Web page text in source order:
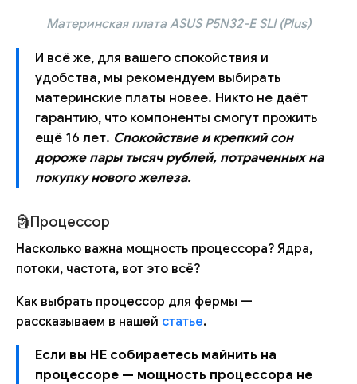
Материнская плата ASUS P5N32-E SLI (Plus)
И всё же, для вашего спокойствия и
удобства, мы рекомендуем выбирать
материнские платы новее. Никто не даёт
гарантию, что компоненты смогут прожить
ещё 16 лет. Спокойствие и крепкий сон
дороже пары тысяч рублей, потраченных на
покупку нового железа.
🗿Процессор
Насколько важна мощность процессора? Ядра,
потоки, частота, вот это всё?
Как выбрать процессор для фермы —
рассказываем в нашей статье.
Если вы НЕ собираетесь майнить на
процессоре — мощность процессора не